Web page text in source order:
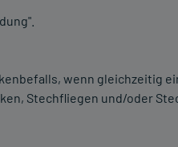
wenn gleichzeitig
Stechfliegen und/oder